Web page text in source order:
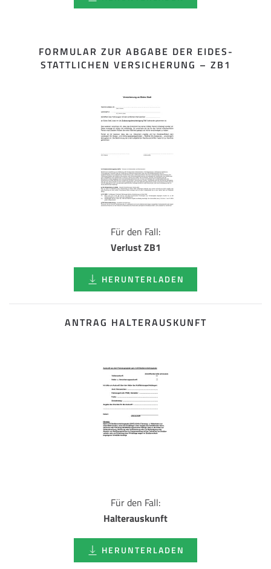
FORMULAR ZUR ABGABE DER EIDES­
STATTLICHEN VERSICHERUNG – ZB1
Für den Fall:
Verlust ZB1
HERUNTERLADEN
ANTRAG HALTERAUSKUNFT
Für den Fall:
Halterauskunft
HERUNTERLADEN